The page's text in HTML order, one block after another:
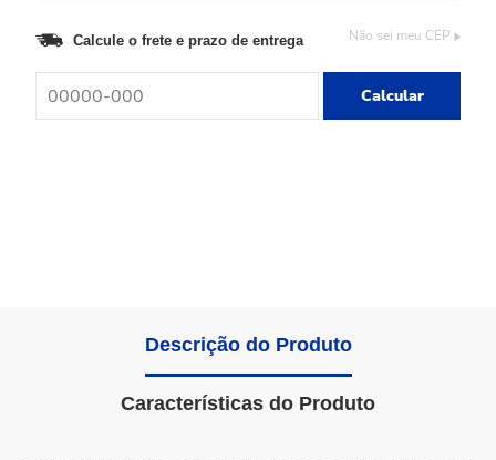
Calcule o frete e prazo de entrega Não sei meu CEP
Calcular
Descrição do Produto
Características do Produto